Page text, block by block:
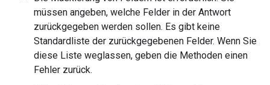
müssen angeben, welche Felder in der Antwort
zurückgegeben werden sollen. Es gibt keine
Standardliste der zurückgegebenen Felder. Wenn Sie
diese Liste weglassen, geben die Methoden einen
Fehler zurück.